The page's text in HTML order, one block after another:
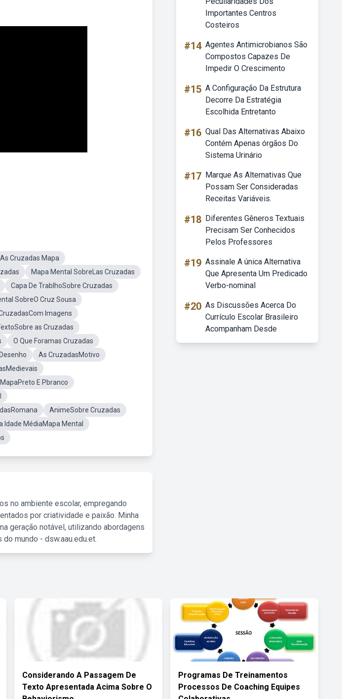
As Cruzadas Mapa
Mapa Mental SobreLas Cruzadas
Capa De TrablhoSobre Cruzadas
SobreO Cruz Sousa
Imagens
as Cruzadas
O Que Foramas Cruzadas
As CruzadasMotivo
E Pbranco
AnimeSobre Cruzadas
Idade MédiaMapa Mental
no ambiente escolar, empregando
por criatividade e paixão. Minha
geração notável, utilizando abordagens
mundo - dsw.aau.edu.et.
Importantes Centros
Costeiros
#14 Agentes Antimicrobianos São
Compostos Capazes De
Impedir O Crescimento
#15 A Configuração Da Estrutura
Decorre Da Estratégia
Escolhida Entretanto
#16 Qual Das Alternativas Abaixo
Contém Apenas órgãos Do
Sistema Urinário
#17 Marque As Alternativas Que
Possam Ser Consideradas
Receitas Variáveis.
#18 Diferentes Gêneros Textuais
Precisam Ser Conhecidos
Pelos Professores
#19 Assinale A única Alternativa
Que Apresenta Um Predicado
Verbo-nominal
#20 As Discussões Acerca Do
Currículo Escolar Brasileiro
Acompanham Desde
Considerando A Passagem De
Texto Apresentada Acima Sobre O
Programas De Treinamentos
Processos De Coaching Equipes